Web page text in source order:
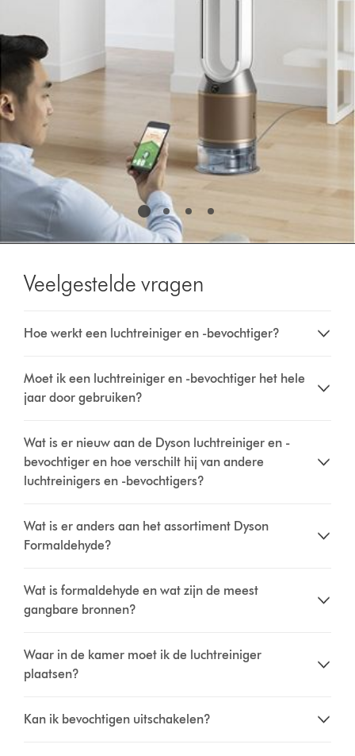
Veelgestelde vragen
Hoe werkt een luchtreiniger en -bevochtiger?
Moet ik een luchtreiniger en -bevochtiger het hele
jaar door gebruiken?
Wat is er nieuw aan de Dyson luchtreiniger en -
bevochtiger en hoe verschilt hij van andere
luchtreinigers en -bevochtigers?
Wat is er anders aan het assortiment Dyson
Formaldehyde?
Wat is formaldehyde en wat zijn de meest
gangbare bronnen?
Waar in de kamer moet ik de luchtreiniger
plaatsen?
Kan ik bevochtigen uitschakelen?